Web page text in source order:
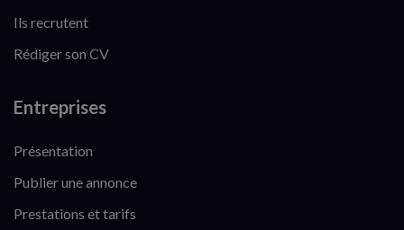
Ils recrutent
Rédiger son CV
Entreprises
Présentation
Publier une annonce
Prestations et tarifs